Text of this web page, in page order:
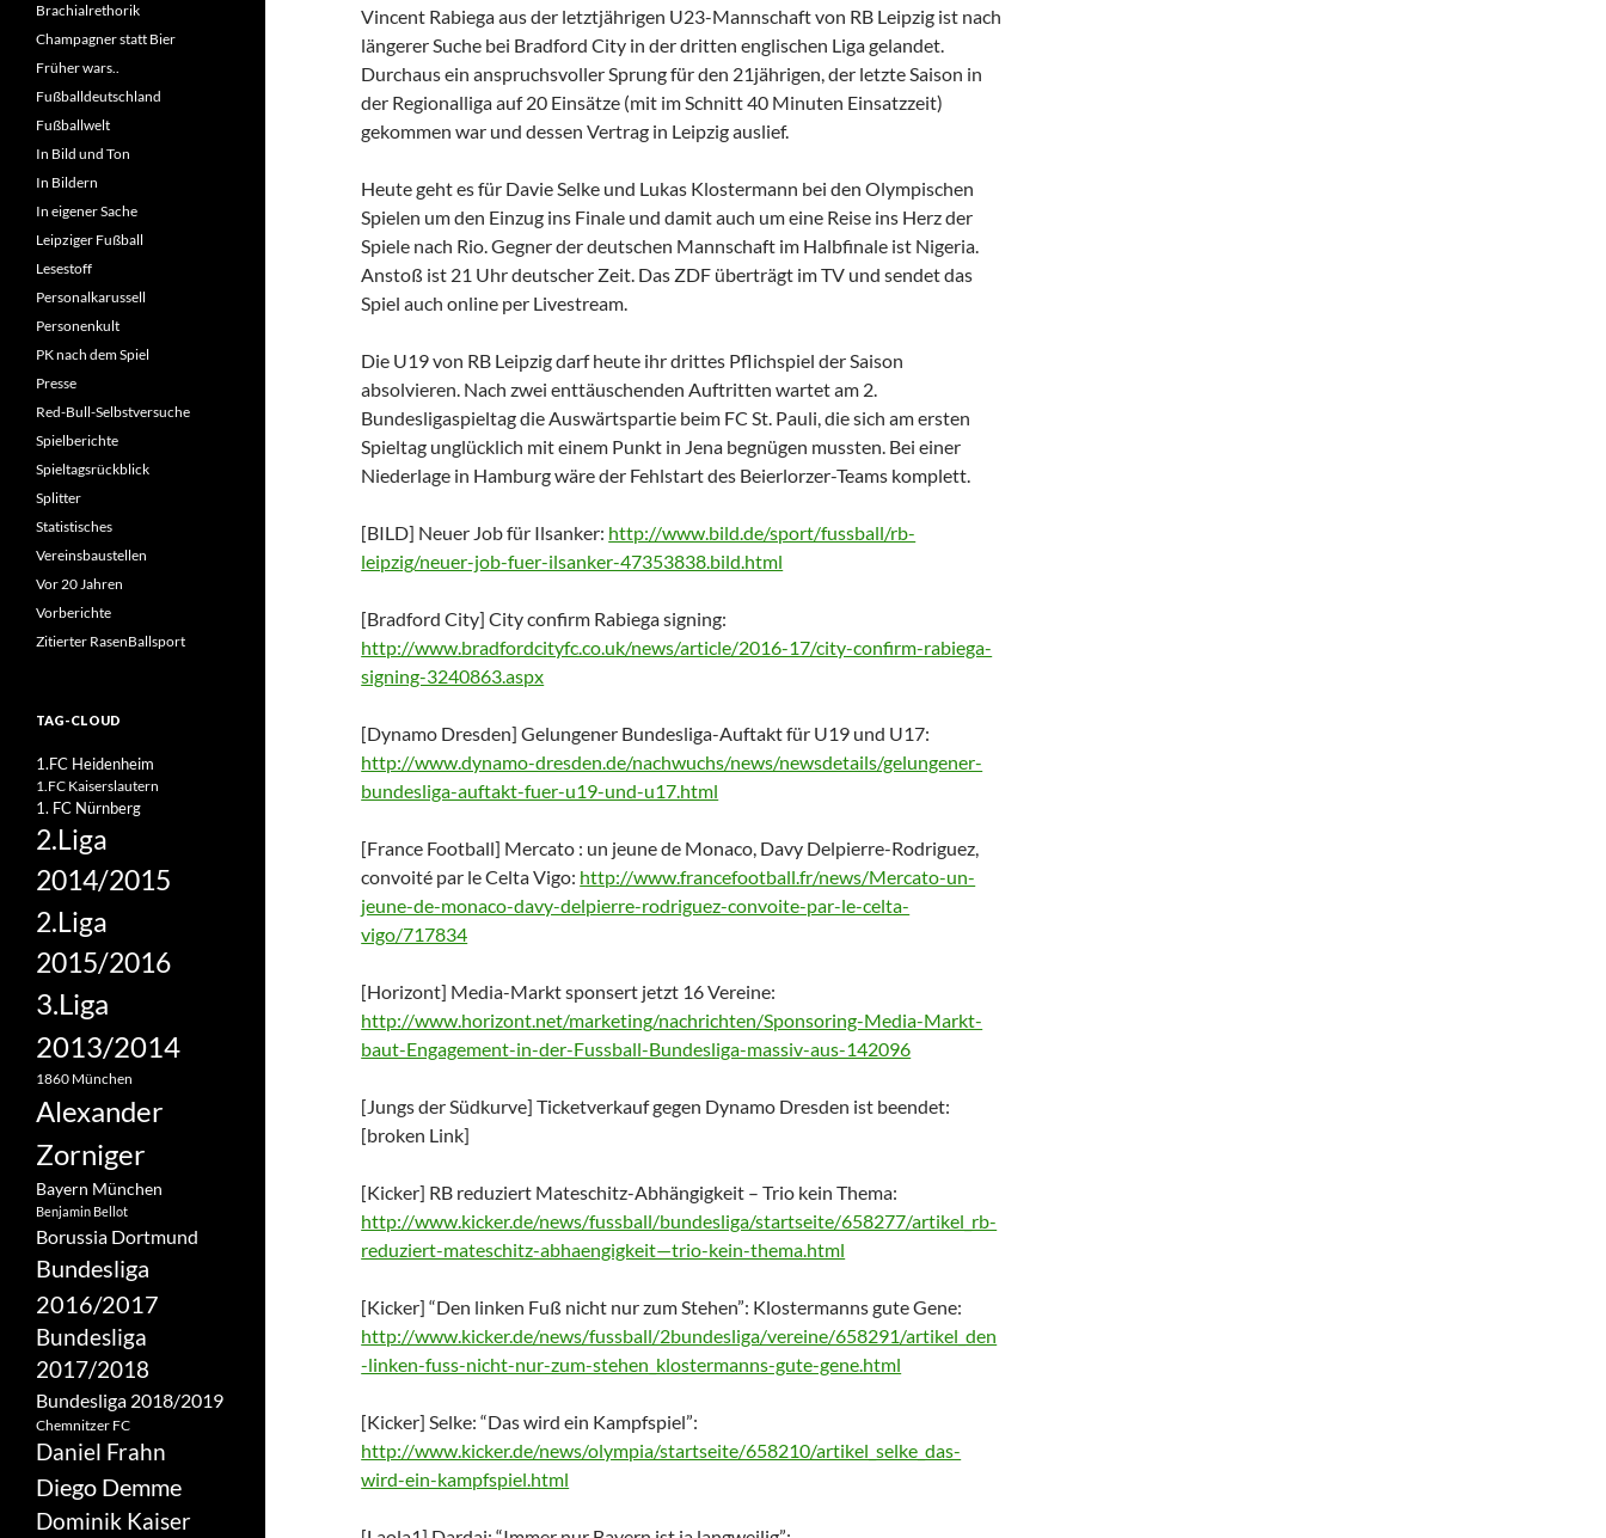
Vincent Rabiega aus der letztjährigen U23-Mannschaft von RB Leipzig ist nach
längerer Suche bei Bradford City in der dritten englischen Liga gelandet.
Durchaus ein anspruchsvoller Sprung für den 21jährigen, der letzte Saison in
der Regionalliga auf 20 Einsätze (mit im Schnitt 40 Minuten Einsatzzeit)
gekommen war und dessen Vertrag in Leipzig auslief.
Heute geht es für Davie Selke und Lukas Klostermann bei den Olympischen
Spielen um den Einzug ins Finale und damit auch um eine Reise ins Herz der
Spiele nach Rio. Gegner der deutschen Mannschaft im Halbfinale ist Nigeria.
Anstoß ist 21 Uhr deutscher Zeit. Das ZDF überträgt im TV und sendet das
Spiel auch online per Livestream.
Die U19 von RB Leipzig darf heute ihr drittes Pflichspiel der Saison
absolvieren. Nach zwei enttäuschenden Auftritten wartet am 2.
Bundesligaspieltag die Auswärtspartie beim FC St. Pauli, die sich am ersten
Spieltag unglücklich mit einem Punkt in Jena begnügen mussten. Bei einer
Niederlage in Hamburg wäre der Fehlstart des Beierlorzer-Teams komplett.
[BILD] Neuer Job für Ilsanker: http://www.bild.de/sport/fussball/rb-
leipzig/neuer-job-fuer-ilsanker-47353838.bild.html
[Bradford City] City confirm Rabiega signing:
http://www.bradfordcityfc.co.uk/news/article/2016-17/city-confirm-rabiega-
signing-3240863.aspx
[Dynamo Dresden] Gelungener Bundesliga-Auftakt für U19 und U17:
http://www.dynamo-dresden.de/nachwuchs/news/newsdetails/gelungener-
bundesliga-auftakt-fuer-u19-und-u17.html
[France Football] Mercato : un jeune de Monaco, Davy Delpierre-Rodriguez,
convoité par le Celta Vigo: http://www.francefootball.fr/news/Mercato-un-
jeune-de-monaco-davy-delpierre-rodriguez-convoite-par-le-celta-
vigo/717834
[Horizont] Media-Markt sponsert jetzt 16 Vereine:
http://www.horizont.net/marketing/nachrichten/Sponsoring-Media-Markt-
baut-Engagement-in-der-Fussball-Bundesliga-massiv-aus-142096
[Jungs der Südkurve] Ticketverkauf gegen Dynamo Dresden ist beendet:
[broken Link]
[Kicker] RB reduziert Mateschitz-Abhängigkeit – Trio kein Thema:
http://www.kicker.de/news/fussball/bundesliga/startseite/658277/artikel_rb-
reduziert-mateschitz-abhaengigkeit—trio-kein-thema.html
[Kicker] “Den linken Fuß nicht nur zum Stehen”: Klostermanns gute Gene:
http://www.kicker.de/news/fussball/2bundesliga/vereine/658291/artikel_den
-linken-fuss-nicht-nur-zum-stehen_klostermanns-gute-gene.html
[Kicker] Selke: “Das wird ein Kampfspiel”:
http://www.kicker.de/news/olympia/startseite/658210/artikel_selke_das-
wird-ein-kampfspiel.html
Brachialrethorik
Champagner statt Bier
Früher wars..
Fußballdeutschland
Fußballwelt
In Bild und Ton
In Bildern
In eigener Sache
Leipziger Fußball
Lesestoff
Personalkarussell
Personenkult
PK nach dem Spiel
Presse
Red-Bull-Selbstversuche
Spielberichte
Spieltagsrückblick
Splitter
Statistisches
Vereinsbaustellen
Vor 20 Jahren
Vorberichte
Zitierter RasenBallsport
TAG-CLOUD
1.FC Heidenheim
1.FC Kaiserslautern
1. FC Nürnberg
2.Liga
2014/2015
2.Liga
2015/2016
3.Liga
2013/2014
1860 München
Alexander
Zorniger
Bayern München
Benjamin Bellot
Borussia Dortmund
Bundesliga
2016/2017
Bundesliga
2017/2018
Bundesliga 2018/2019
Chemnitzer FC
Daniel Frahn
Diego Demme
Dominik Kaiser